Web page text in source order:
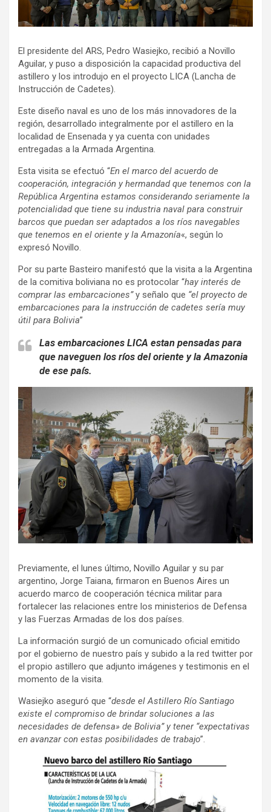
El presidente del ARS, Pedro Wasiejko, recibió a Novillo
Aguilar, y puso a disposición la capacidad productiva del
astillero y los introdujo en el proyecto LICA (Lancha de
Instrucción de Cadetes).
Este diseño naval es uno de los más innovadores de la
región, desarrollado integralmente por el astillero en la
localidad de Ensenada y ya cuenta con unidades
entregadas a la Armada Argentina.
Esta visita se efectuó “En el marco del acuerdo de
cooperación, integración y hermandad que tenemos con la
República Argentina estamos considerando seriamente la
potencialidad que tiene su industria naval para construir
barcos que puedan ser adaptados a los ríos navegables
que tenemos en el oriente y la Amazonía«, según lo
expresó Novillo.
Por su parte Basteiro manifestó que la visita a la Argentina
de la comitiva boliviana no es protocolar “hay interés de
comprar las embarcaciones”y señalo que “el proyecto de
embarcaciones para la instrucción de cadetes sería muy
útil para Bolivia”
Las embarcaciones LICA estan pensadas para
que naveguen los ríos del oriente y la Amazonia
de ese país.
Previamente, el lunes último, Novillo Aguilar y su par
argentino, Jorge Taiana, firmaron en Buenos Aires un
acuerdo marco de cooperación técnica militar para
fortalecer las relaciones entre los ministerios de Defensa
y las Fuerzas Armadas de los dos países.
La información surgió de un comunicado oficial emitido
por el gobierno de nuestro país y subido a la red twitter por
el propio astillero que adjunto imágenes y testimonis en el
momento de la visita.
Wasiejko aseguró que “desde el Astillero Río Santiago
existe el compromiso de brindar soluciones a las
necesidades de defensa» de Bolivia” y tener “expectativas
en avanzar con estas posibilidades de trabajo”.